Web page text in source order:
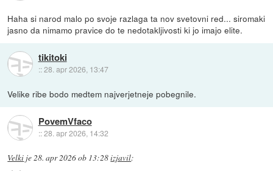
Haha si narod malo po svoje razlaga ta nov svetovni red... siromaki
jasno da nimamo pravice do te nedotakljivosti ki jo imajo elite.
tikitoki
::28. apr 2026, 13:47
Velike ribe bodo medtem najverjetneje pobegnile.
PovemVfaco
::28. apr 2026, 14:32
Velki je28. apr 2026 ob 13:28izjavil: